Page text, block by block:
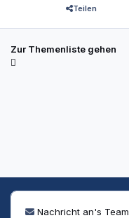
Teilen
Zur Themenliste gehen
Nachricht an's Team